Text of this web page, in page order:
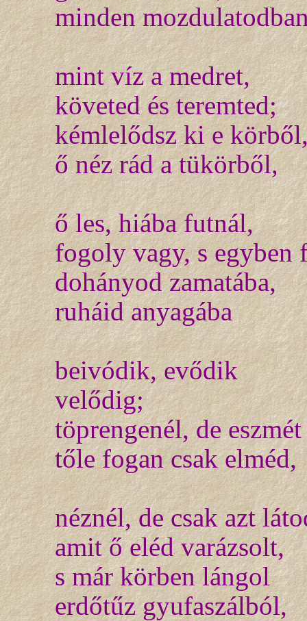
minden
mint víz a medret,
követed és teremted;
kémlelődsz ki e
ő néz rád a tükörből,
ő les, hiába futnál,
fogoly vagy, s egyben
dohányod zamatába,
ruháid anyagába
beivódik, evődik
velődig;
töprengenél, de eszmét
tőle fogan csak elméd,
néznél, de csak azt
amit ő eléd varázsolt,
s már körben lángol
erdőtűz gyufaszálból,